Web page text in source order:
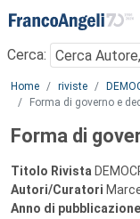
Menu
Cerca:
Main content
Home riviste
Forma di governo e
Forma di
Titolo Rivista
Autori/Curatori
Anno di pubblicazione